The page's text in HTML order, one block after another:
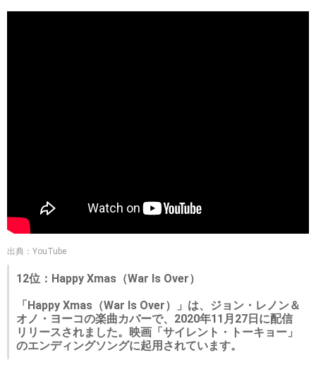
出典：YouTube
12位：Happy Xmas（War Is Over）
「Happy Xmas（War Is Over）」は、ジョン・レノン＆
オノ・ヨーコの楽曲カバーで、2020年11月27日に配信
リリースされました。映画「サイレント・トーキョー」
のエンディングソングに起用されています。